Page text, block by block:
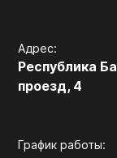
Адрес:
Республика
проезд, 4
График работы: